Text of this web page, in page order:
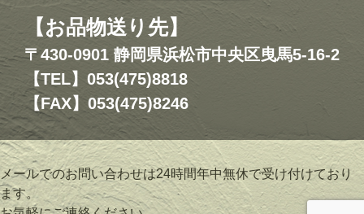
【お品物送り先】
〒430-0901 静岡県浜松市中央区曳馬5-16-2
【TEL】053(475)8818
【FAX】053(475)8246
メールでのお問い合わせは24時間年中無休で受け付けており
ます。